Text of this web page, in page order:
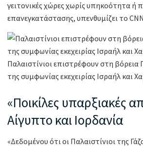
γειτονικές χώρες χωρίς υπηκοότητα ή
επανεγκατάστασης, υπενθυμίζει το
Παλαιστίνιοι επιστρέφουν στη βόρεια
της συμφωνίας εκεχειρίας Ισραήλ και
«Ποικίλες υπαρξιακές
Αίγυπτο και Ιορδανία
«Δεδομένου ότι οι Παλαιστίνιοι της